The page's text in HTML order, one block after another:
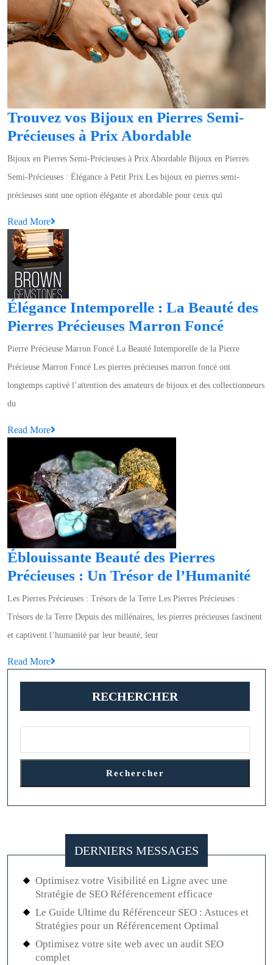
Trouvez vos Bijoux en Pierres Semi-
Précieuses à Prix AbordableTrouvez
vos
Bijoux
en
Abordable
Bijoux en Pierres Semi-Précieuses à Prix Abordable Bijoux en Pierres
Semi-Précieuses : Élégance à Petit Prix Les bijoux en pierres semi-
précieuses sont une option élégante et abordable pour ceux qui
Read More
More
Élégance Intemporelle : La Beauté des
Pierres Précieuses Marron Foncé
:
La
Pierre Précieuse Marron Foncé La Beauté Intemporelle de la Pierre
Précieuse Marron Foncé Les pierres précieuses marron foncé ont
longtemps captivé l’attention des amateurs de bijoux et des collectionneurs
du
Read More
Éblouissante Beauté des Pierres
Précieuses : Un Trésor de l’Humanité
des
:
Les Pierres Précieuses : Trésors de la Terre Les Pierres Précieuses :
Trésors de la Terre Depuis des millénaires, les pierres précieuses fascinent
et captivent l’humanité par leur beauté, leur
Read More
RECHERCHER
Rechercher
DERNIERS MESSAGES
Optimisez votre Visibilité en Ligne avec une
Stratégie de SEO Référencement efficace
Le Guide Ultime du Référenceur SEO : Astuces et
Stratégies pour un Référencement Optimal
Optimisez votre site web avec un audit SEO
complet